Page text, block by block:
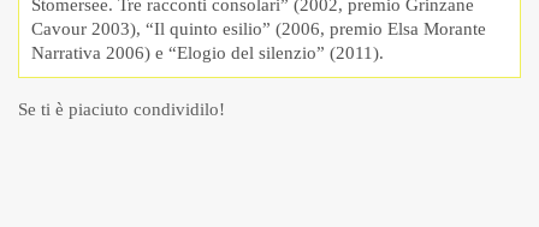
Stomersee. Tre racconti consolari” (2002, premio Grinzane
Cavour 2003), “Il quinto esilio” (2006, premio Elsa Morante
Narrativa 2006) e “Elogio del silenzio” (2011).
Se ti è piaciuto condividilo!